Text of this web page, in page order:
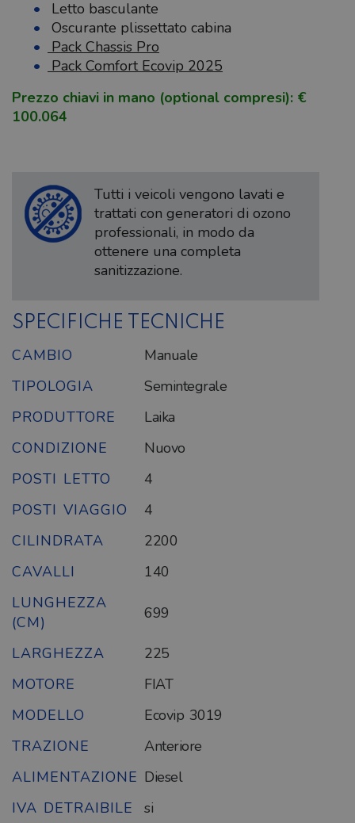
Letto basculante
Oscurante plissettato cabina
Pack Chassis Pro
Pack Comfort Ecovip 2025
Prezzo chiavi in mano (optional compresi): €
100.064
Tutti i veicoli vengono lavati e
trattati con generatori di ozono
professionali, in modo da
ottenere una completa
sanitizzazione.
SPECIFICHE TECNICHE
CAMBIO
Manuale
TIPOLOGIA
Semintegrale
PRODUTTORE
Laika
CONDIZIONE
Nuovo
POSTI LETTO
4
POSTI VIAGGIO
4
CILINDRATA
2200
CAVALLI
140
LUNGHEZZA
(CM)
699
LARGHEZZA
225
MOTORE
FIAT
MODELLO
Ecovip 3019
TRAZIONE
Anteriore
ALIMENTAZIONE Diesel
IVA DETRAIBILE
si